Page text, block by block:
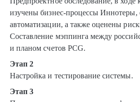
изучены бизнес-процессы Иннотеры,
автоматизации, а также оценены
Составление мэппинга между
и планом счетов PCG.
Этап 2
Настройка и тестирование системы.
Этап 3